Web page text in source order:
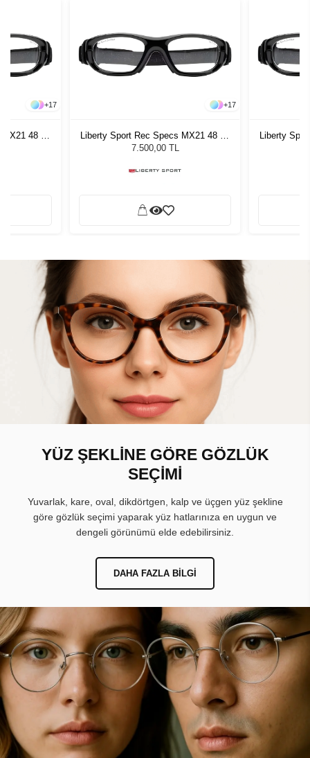
+17
48 17
+17
Liberty Sport Rec Specs MX21 48 17
#4
7.500,00 TL
Liberty
YÜZ ŞEKLİNE GÖRE GÖZLÜK
SEÇİMİ
Yuvarlak, kare, oval, dikdörtgen, kalp ve üçgen yüz şekline
göre gözlük seçimi yaparak yüz hatlarınıza en uygun ve
dengeli görünümü elde edebilirsiniz.
DAHA FAZLA BILGI